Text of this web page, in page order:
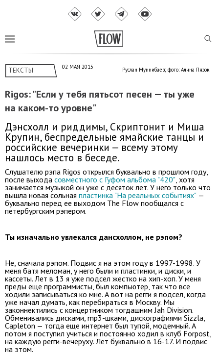
ТЕКСТЫ 02 МАЯ 2015 Руслан Муннибаев; фото: Алина Пязок
Rigos: "Если у тебя пятьсот песен — ты уже
на каком-то уровне"
Дэнсхолл и риддимы, Скриптонит и Миша
Крупин, беспредельные ямайские танцы и
российские вечеринки — всему этому
нашлось место в беседе.
Слушателю рэпа Rigos открылся буквально в прошлом году,
после выхода совместного с Гуфом альбома "420" , хотя
занимается музыкой он уже с десяток лет. У него только что
вышла новая сольная пластинка "На реальных событиях" —
буквально перед ее выходом The Flow пообщался с
петербургским рэпером.
Ты изначально увлекался дансхоллом, не рэпом?
Не, сначала рэпом. Подвис я на этом году в 1997-1998. У
меня батя меломан, у него были и пластинки, и диски, и
кассеты. Лет в 13 я уже подсел жестко на хип-хоп. У меня
преды еще программисты, был компьютер, так что все
ходили записываться ко мне. А вот на регги я подсел, когда
уже начал думать, как перебираться в Москву. Мы
законнектились с концертником тогдашним Jah Division.
Обменивались дисками, mp3-шками, дискографиями Sizzla,
Capleton — тогда еще интернет был тупой, модемный. А
потом я поступил учиться и постоянно ходил в клуб Forpost,
на каждую регги-вечеруху. Лет буквально в 16-17. И подвис
на этом.